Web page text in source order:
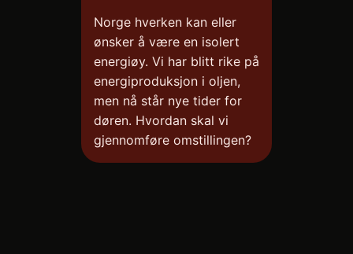
Norge hverken kan eller
ønsker å være en isolert
energiøy. Vi har blitt rike på
energiproduksjon i oljen,
men nå står nye tider for
døren. Hvordan skal vi
gjennomføre omstillingen?